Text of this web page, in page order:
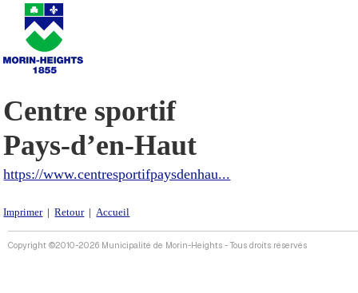
Centre sportif
Pays-d’en-Haut
https://www.centresportifpaysdenhau...
Imprimer|Retour|Accueil
Copyright ©2010-2026 Municipalité de Morin-Heights - Tous droits réservés